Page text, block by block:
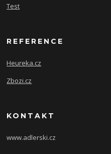
Test
REFERENCE
Heureka.cz
Zbozi.cz
KONTAKT
www.adlerski.cz